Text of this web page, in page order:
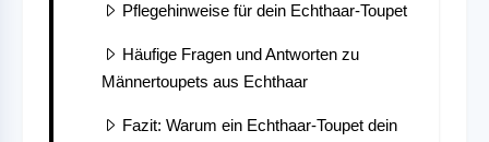
Pflegehinweise für dein Echthaar-Toupet
Häufige Fragen und Antworten zu
Männertoupets aus Echthaar
Fazit: Warum ein Echthaar-Toupet dein